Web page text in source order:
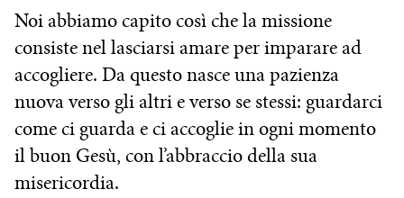
Noi abbiamo capito così che la missione
consiste nel lasciarsi amare per imparare ad
accogliere. Da questo nasce una pazienza
nuova verso gli altri e verso se stessi: guardarci
come ci guarda e ci accoglie in ogni momento
il buon Gesù, con l’abbraccio della sua
misericordia.